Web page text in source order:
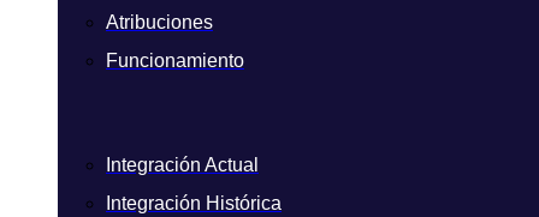
Atribuciones
Funcionamiento
Integración Actual
Integración Histórica